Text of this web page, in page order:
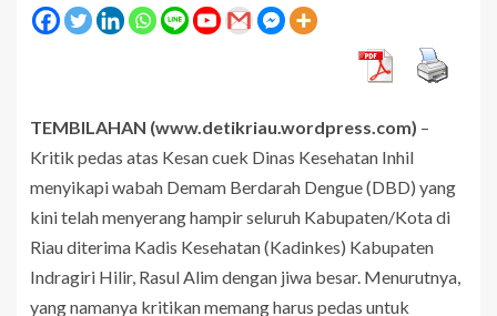
TEMBILAHAN (www.detikriau.wordpress.com) –
Kritik pedas atas Kesan cuek Dinas Kesehatan Inhil
menyikapi wabah Demam Berdarah Dengue (DBD) yang
kini telah menyerang hampir seluruh Kabupaten/Kota di
Riau diterima Kadis Kesehatan (Kadinkes) Kabupaten
Indragiri Hilir, Rasul Alim dengan jiwa besar. Menurutnya,
yang namanya kritikan memang harus pedas untuk